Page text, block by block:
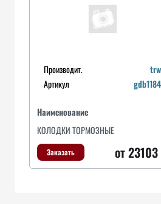
Производит.
trw
Артикул
gdb1184
Наименование
КОЛОДКИ ТОРМОЗНЫЕ
Заказать от